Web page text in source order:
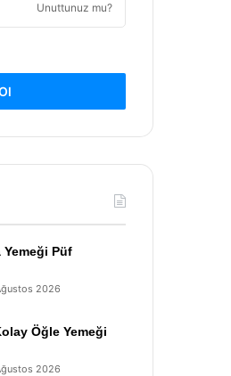
Unuttunuz mu?
Yemeği Püf
2026
Öğle Yemeği
2026